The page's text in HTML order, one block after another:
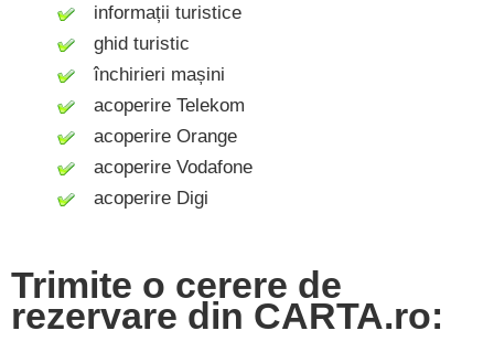
informații turistice
ghid turistic
închirieri mașini
acoperire Telekom
acoperire Orange
acoperire Vodafone
acoperire Digi
Trimite o cerere de
rezervare din CARTA.ro: